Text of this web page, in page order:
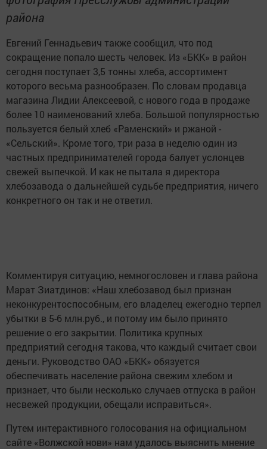
района
Евгений Геннадьевич также сообщил, что под
сокращение попало шесть человек. Из «БКК» в район
сегодня поступает 3,5 тонны хлеба, ассортимент
которого весьма разнообразен. По словам продавца
магазина Лидии Алексеевой, с нового года в продаже
более 10 наименований хлеба. Большой популярностью
пользуется белый хлеб «Раменский» и ржаной -
«Сельский». Кроме того, три раза в неделю один из
частных предпринимателей города балует услонцев
свежей выпечкой. И как не пытала я директора
хлебозавода о дальнейшей судьбе предприятия, ничего
конкретного он так и не ответил.
Комментируя ситуацию, немногословен и глава района
Марат Зиатдинов: «Наш хлебозавод был признан
неконкурентоспособным, его владелец ежегодно терпел
убытки в 5-6 млн.руб., и потому им было принято
решение о его закрытии. Политика крупных
предприятий сегодня такова, что каждый считает свои
деньги. Руководство ОАО «БКК» обязуется
обеспечивать население района свежим хлебом и
признает, что были несколько случаев отпуска в район
несвежей продукции, обещали исправиться».
Путем интерактивного голосования на официальном
сайте «Волжской нови» нам удалось выяснить мнение